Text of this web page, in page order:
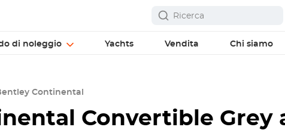
di noleggio Yachts Vendita Chi siamo
Continental
Convertible Grey